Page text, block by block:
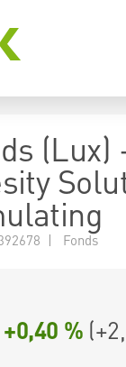
(Lux)
| Fonds
+0,40 % (